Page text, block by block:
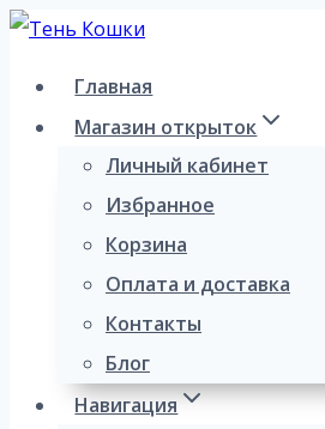
Перейти
содержимому
Главная
Магазин открыток
Личный кабинет
Избранное
Корзина
Оплата и доставка
Контакты
Блог
Навигация